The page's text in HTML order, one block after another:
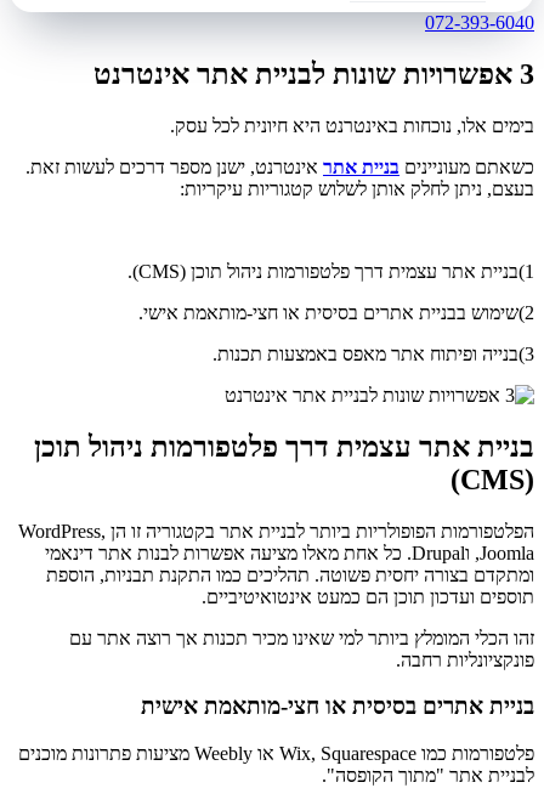
072-393-6040
3 אפשרויות שונות לבניית אתר אינטרנט
בימים אלו, נוכחות באינטרנט היא חיונית לכל עסק.
כשאתם מעוניינים בניית אתר אינטרנט, ישנן מספר דרכים לעשות זאת.
בעצם, ניתן לחלק אותן לשלוש קטגוריות עיקריות:
1)בניית אתר עצמית דרך פלטפורמות ניהול תוכן (CMS).
2)שימוש בבניית אתרים בסיסית או חצי-מותאמת אישי.
3)בנייה ופיתוח אתר מאפס באמצעות תכנות.
בניית אתר עצמית דרך פלטפורמות ניהול תוכן
(CMS)
הפלטפורמות הפופולריות ביותר לבניית אתר בקטגוריה זו הן WordPress,
Joomla, וDrupal. כל אחת מאלו מציעה אפשרות לבנות אתר דינאמי
ומתקדם בצורה יחסית פשוטה. תהליכים כמו התקנת תבניות, הוספת
תוספים ועדכון תוכן הם כמעט אינטואיטיביים.
זהו הכלי המומלץ ביותר למי שאינו מכיר תכנות אך רוצה אתר עם
פונקציונליות רחבה.
בניית אתרים בסיסית או חצי-מותאמת אישית
פלטפורמות כמו Wix, Squarespace או Weebly מציעות פתרונות מוכנים
לבניית אתר "מתוך הקופסה".